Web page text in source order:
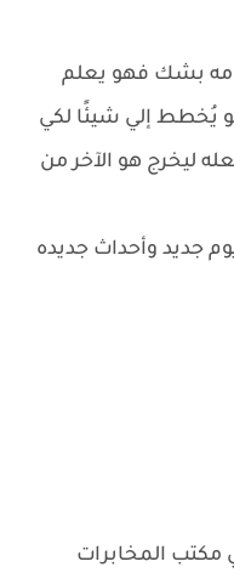
بشك فهو يعلم
يُخطط إلي شيئًا لكي
ليخرج هو الآخر من
جديد وأحداث جديده
مكتب المخابرات